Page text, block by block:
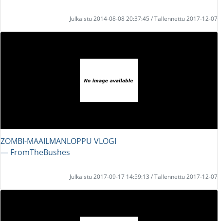
Julkaistu 2014-08-08 20:37:45 / Tallennettu 2017-12-07
ZOMBI-MAAILMANLOPPU VLOGI
― FromTheBushes
Julkaistu 2017-09-17 14:59:13 / Tallennettu 2017-12-07